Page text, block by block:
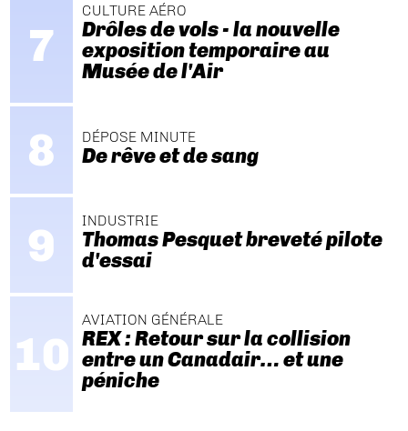
CULTURE AÉRO
Drôles de vols - la nouvelle
exposition temporaire au
Musée de l'Air
DÉPOSE MINUTE
De rêve et de sang
INDUSTRIE
Thomas Pesquet breveté pilote
d'essai
AVIATION GÉNÉRALE
REX : Retour sur la collision
entre un Canadair… et une
péniche